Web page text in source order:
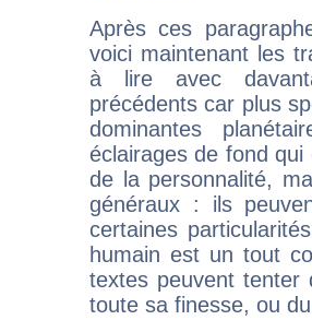
Après ces
voici maintenant les
à lire avec
précédents car plus
dominantes
éclairages de fond
de la personnalité,
généraux : ils
certaines
humain est un tout
textes peuvent tenter
toute sa finesse, ou